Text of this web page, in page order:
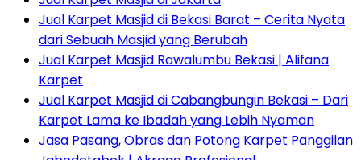
Jual Karpet Masjid di Bekasi Barat – Cerita Nyata
dari Sebuah Masjid yang Berubah
Jual Karpet Masjid Rawalumbu Bekasi | Alifana
Karpet
Jual Karpet Masjid di Cabangbungin Bekasi – Dari
Karpet Lama ke Ibadah yang Lebih Nyaman
Jasa Pasang, Obras dan Potong Karpet Panggilan